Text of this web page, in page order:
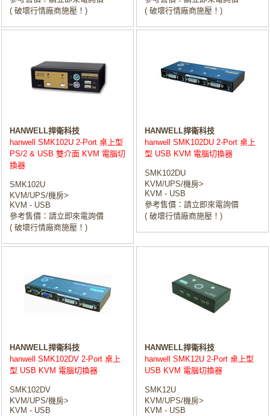
( 破壞行情廠商施壓！)
( 破壞行情廠商施壓！)
HANWELL捍衛科技
hanwell SMK102U 2-Port 桌上型
PS/2 & USB 雙介面 KVM 電腦切
換器
SMK102U
KVM/UPS/機房>
KVM - USB
參考售價：請立即來電詢價
( 破壞行情廠商施壓！)
HANWELL捍衛科技
hanwell SMK102DU 2-Port 桌上
型 USB KVM 電腦切換器
SMK102DU
KVM/UPS/機房>
KVM - USB
參考售價：請立即來電詢價
( 破壞行情廠商施壓！)
HANWELL捍衛科技
hanwell SMK102DV 2-Port 桌上
型 USB KVM 電腦切換器
SMK102DV
KVM/UPS/機房>
KVM - USB
HANWELL捍衛科技
hanwell SMK12U 2-Port 桌上型
USB KVM 電腦切換器
SMK12U
KVM/UPS/機房>
KVM - USB